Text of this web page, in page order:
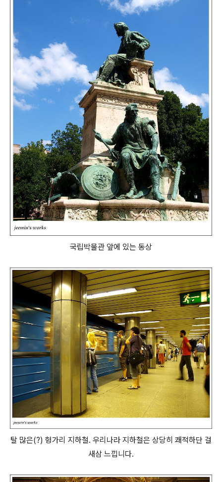
국립박물관 앞에 있는 동상
탈 많은(?) 헝가리 지하철. 우리나라 지하철은 상당히 쾌적하단 걸
새삼 느낍니다.